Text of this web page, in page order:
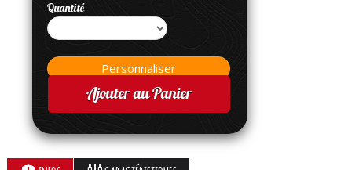
Quantité
Ajouter au Panier